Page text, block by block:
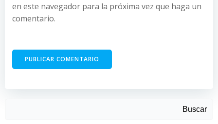
en este navegador para la próxima vez que haga un
comentario.
Buscar